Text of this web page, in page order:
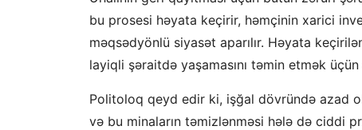
bu prosesi həyata keçirir, həmçinin xarici
məqsədyönlü siyasət aparılır. Həyata
layiqli şəraitdə yaşamasını təmin etmək üçün
Politoloq qeyd edir ki, işğal dövründə azad
və bu minaların təmizlənməsi hələ də ciddi